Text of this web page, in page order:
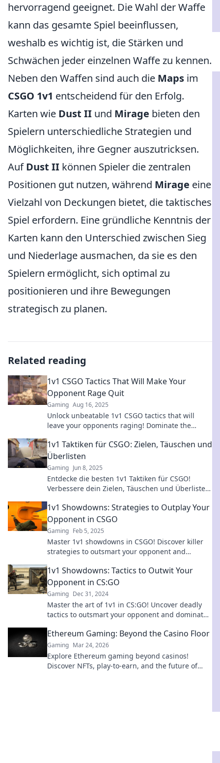
hervorragend geeignet. Die Wahl der Waffe
kann das gesamte Spiel beeinflussen,
weshalb es wichtig ist, die Stärken und
Schwächen jeder einzelnen Waffe zu kennen.
Neben den Waffen sind auch die Maps im
CSGO 1v1 entscheidend für den Erfolg.
Karten wie Dust II und Mirage bieten den
Spielern unterschiedliche Strategien und
Möglichkeiten, ihre Gegner auszutricksen.
AufDust II können Spieler die zentralen
Positionen gut nutzen, während Mirage eine
Vielzahl von Deckungen bietet, die taktisches
Spiel erfordern. Eine gründliche Kenntnis der
Karten kann den Unterschied zwischen Sieg
und Niederlage ausmachen, da sie es den
Spielern ermöglicht, sich optimal zu
positionieren und ihre Bewegungen
strategisch zu planen.
Related reading
1v1 CSGO Tactics That Will Make Your
Opponent Rage Quit
Gaming Aug 16, 2025
Unlock unbeatable 1v1 CSGO tactics that will
leave your opponents raging! Dominate the
1v1 Taktiken für CSGO: Zielen, Täuschen und
Überlisten
Gaming Jun 8, 2025
Entdecke die besten 1v1 Taktiken für CSGO!
Verbessere dein Zielen, Täuschen und Überlisten
1v1 Showdowns: Strategies to Outplay Your
Opponent in CSGO
Gaming Feb 5, 2025
Master 1v1 showdowns in CSGO! Discover killer
strategies to outsmart your opponent and
1v1 Showdowns: Tactics to Outwit Your
Opponent in CS:GO
Gaming Dec 31, 2024
Master the art of 1v1 in CS:GO! Uncover deadly
tactics to outsmart your opponent and dominate
Ethereum Gaming: Beyond the Casino Floor
Gaming Mar 24, 2026
Explore Ethereum gaming beyond casinos!
Discover NFTs, play-to-earn, and the future of